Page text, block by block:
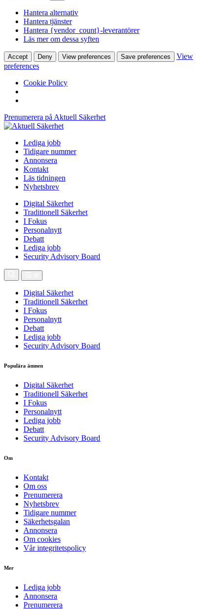
Hantera alternativ
Hantera tjänster
Hantera {vendor_count}-leverantörer
Läs mer om dessa syften
Accept Deny View preferences Save preferences
View
preferences
Cookie Policy
Prenumerera på Aktuell Säkerhet
Lediga jobb
Tidigare nummer
Annonsera
Kontakt
Läs tidningen
Nyhetsbrev
Digital Säkerhet
Traditionell Säkerhet
I Fokus
Personalnytt
Debatt
Lediga jobb
Security Advisory Board
Digital Säkerhet
Traditionell Säkerhet
I Fokus
Personalnytt
Debatt
Lediga jobb
Security Advisory Board
Populära ämnen
Digital Säkerhet
Traditionell Säkerhet
I Fokus
Personalnytt
Lediga jobb
Debatt
Security Advisory Board
Om
Kontakt
Om oss
Prenumerera
Nyhetsbrev
Tidigare nummer
Säkerhetsgalan
Annonsera
Om cookies
Vår integritetspolicy
Mer
Lediga jobb
Annonsera
Prenumerera